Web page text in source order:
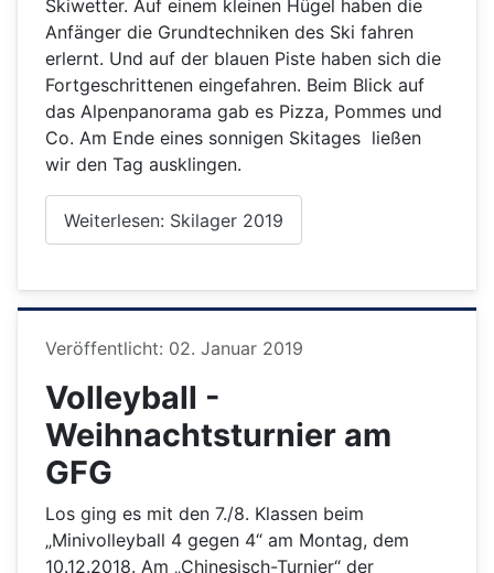
Skiwetter. Auf einem kleinen Hügel haben die
Anfänger die Grundtechniken des Ski fahren
erlernt. Und auf der blauen Piste haben sich die
Fortgeschrittenen eingefahren. Beim Blick auf
das Alpenpanorama gab es Pizza, Pommes und
Co. Am Ende eines sonnigen Skitages ließen
wir den Tag ausklingen.
Weiterlesen: Skilager 2019
Details
Veröffentlicht: 02. Januar 2019
Volleyball -
Weihnachtsturnier am
GFG
Los ging es mit den 7./8. Klassen beim
„Minivolleyball 4 gegen 4“ am Montag, dem
10.12.2018. Am „Chinesisch-Turnier“ der